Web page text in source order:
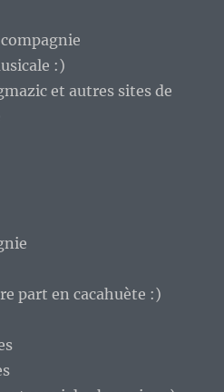
:)
et autres sites de
part en cacahuète :)